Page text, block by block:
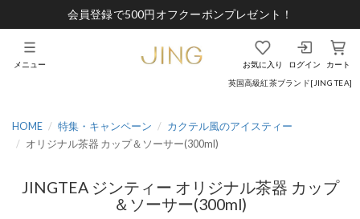
会員登録で500円オフクーポンプレゼント！
英国高級紅茶ブランド[JING TEA]
お気に入り ログイン カート
メニュー
HOME 特集・キャンペーン
カクテル風のアイスティー
オリジナル茶器 カップ＆ソーサー(300ml)
JINGTEA ジンティー オリジナル茶器 カップ
＆ソーサー(300ml)